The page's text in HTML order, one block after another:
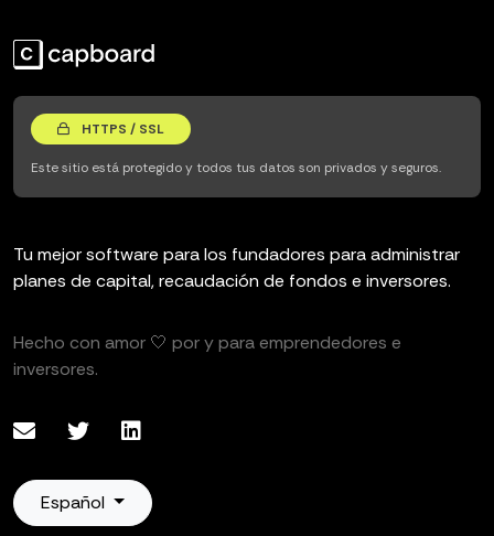
HTTPS / SSL
Este sitio está protegido y todos tus datos son privados y seguros.
Tu mejor software para los fundadores para administrar
planes de capital, recaudación de fondos e inversores.
Hecho con amor 🤍 por y para emprendedores e
inversores.
Español